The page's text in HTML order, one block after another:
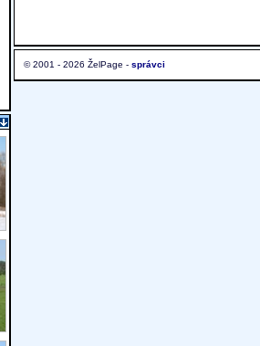
© 2001 - 2026 ŽelPage - správci